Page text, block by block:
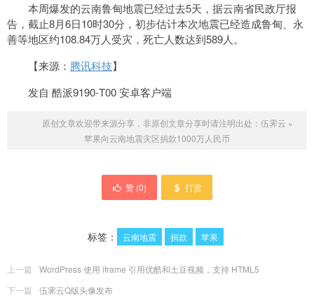
本周爆发的云南鲁甸地震已经过去5天，据云南省民政厅报
告，截止8月6日10时30分，初步估计本次地震已经造成鲁甸、永
善等地区约108.84万人受灾，死亡人数达到589人。
【来源： 腾讯科技】
发自 酷派9190-T00 安卓客户端
原创文章欢迎带来源分享，非原创文章分享时请注明出处： 伍霁云 »
苹果向云南地震灾区捐款1000万人民币
赞 (0) 打赏
标签： 云南地震 捐款 苹果
上一篇
WordPress 使用 iframe 引用优酷和土豆视频，支持 HTML5
下一篇
伍霁云Q版头像发布